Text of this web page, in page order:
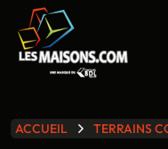
gamme
ACCUEIL TERRAINS